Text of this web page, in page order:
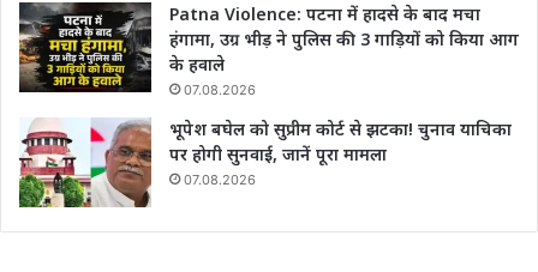
Patna Violence: पटना में हादसे के बाद मचा
हंगामा, उग्र भीड़ ने पुलिस की 3 गाड़ियों को किया आग
के हवाले
07.08.2026
भूपेश बघेल को सुप्रीम कोर्ट से झटका! चुनाव याचिका
पर होगी सुनवाई, जानें पूरा मामला
07.08.2026